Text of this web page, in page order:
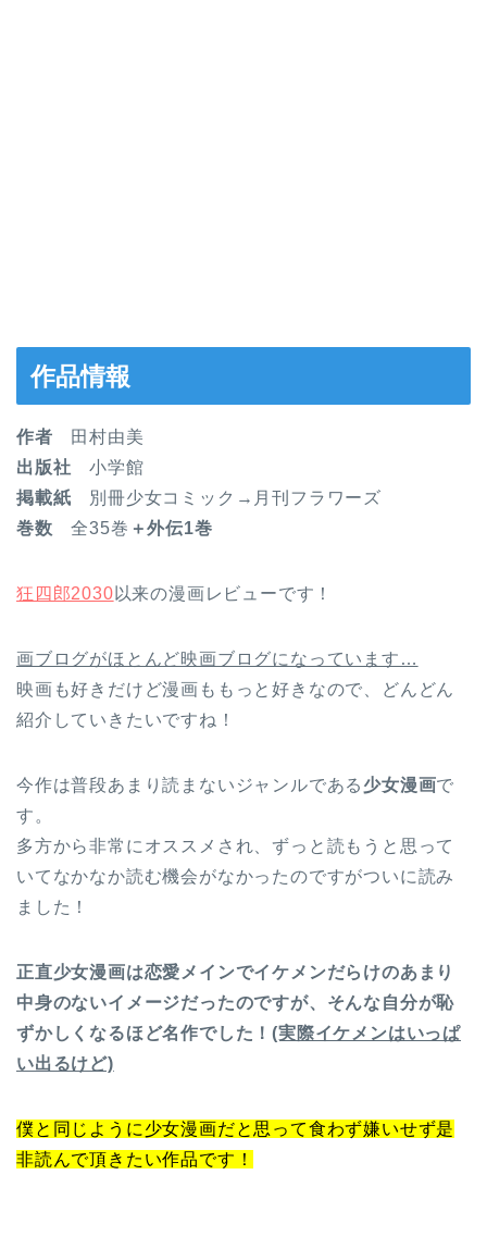
作品情報
作者 田村由美
出版社 小学館
掲載紙 別冊少女コミック→月刊フラワーズ
巻数 全35巻 ＋外伝1巻
狂四郎2030 以来の漫画レビューです！
画ブログがほとんど映画ブログになっています…
映画も好きだけど漫画ももっと好きなので、どんどん
紹介していきたいですね！
今作は普段あまり読まないジャンルである 少女漫画で
す。
多方から非常にオススメされ、ずっと読もうと思って
いてなかなか読む機会がなかったのですがついに読み
ました！
正直少女漫画は恋愛メインでイケメンだらけのあまり
中身のないイメージだったのですが、そんな自分が恥
ずかしくなるほど名作でした！(実際イケメンはいっぱ
い出るけど)
僕と同じように少女漫画だと思って食わず嫌いせず是
非読んで頂きたい作品です！